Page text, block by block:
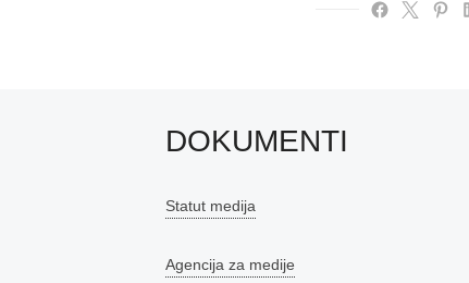
DOKUMENTI
Statut medija
Agencija za medije